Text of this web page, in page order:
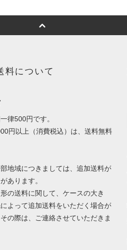
料について
律500円です。
円以上（消費税込）は、送料無料
地域につきましては、追加送料が
あります。
の送料に関して、ケースの大き
よって追加送料をいただく場合が
の際は、ご連絡させていただきま